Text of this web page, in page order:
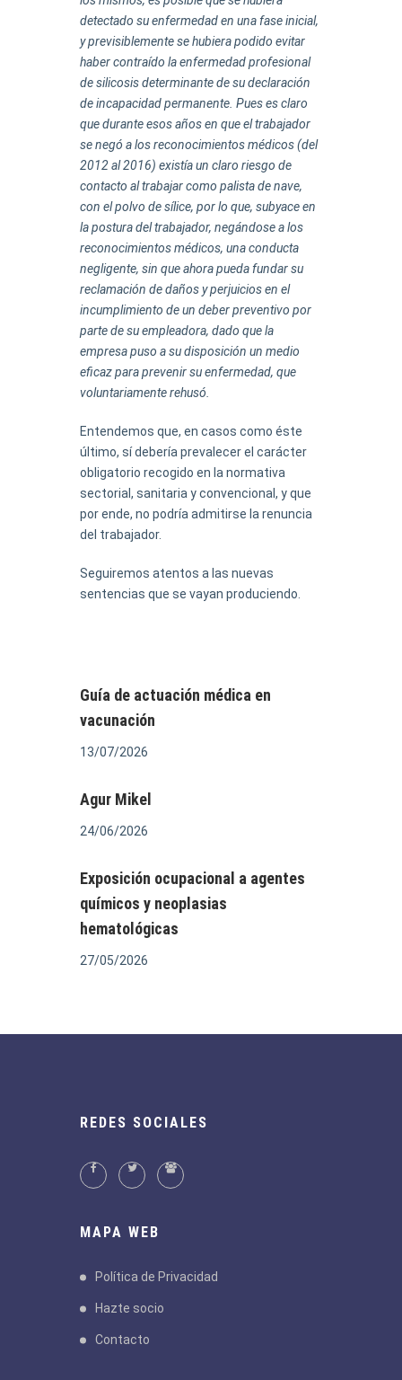
detectado su enfermedad en una fase inicial,
y previsiblemente se hubiera podido evitar
haber contraído la enfermedad profesional
de silicosis determinante de su declaración
de incapacidad permanente. Pues es claro
que durante esos años en que el trabajador
se negó a los reconocimientos médicos (del
2012 al 2016) existía un claro riesgo de
contacto al trabajar como palista de nave,
con el polvo de sílice, por lo que, subyace en
la postura del trabajador, negándose a los
reconocimientos médicos, una conducta
negligente, sin que ahora pueda fundar su
reclamación de daños y perjuicios en el
incumplimiento de un deber preventivo por
parte de su empleadora, dado que la
empresa puso a su disposición un medio
eficaz para prevenir su enfermedad, que
voluntariamente rehusó.
Entendemos que, en casos como éste
último, sí debería prevalecer el carácter
obligatorio recogido en la normativa
sectorial, sanitaria y convencional, y que
por ende, no podría admitirse la renuncia
del trabajador.
Seguiremos atentos a las nuevas
sentencias que se vayan produciendo.
Guía de actuación médica en
vacunación
13/07/2026
Agur Mikel
24/06/2026
Exposición ocupacional a agentes
químicos y neoplasias
hematológicas
27/05/2026
REDES SOCIALES
MAPA WEB
Política de Privacidad
Hazte socio
Contacto